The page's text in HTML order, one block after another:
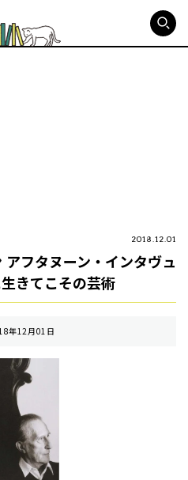
2018.12.01
アフタヌーン・インタヴュ
きてこその芸術
年12月01日